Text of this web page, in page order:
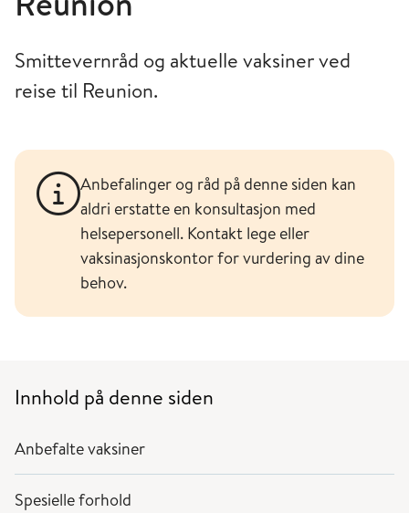
Smittevernråd og aktuelle vaksiner ved
reise til Reunion.
Anbefalinger og råd på denne siden kan
aldri erstatte en konsultasjon med
helsepersonell. Kontakt lege eller
vaksinasjonskontor for vurdering av dine
behov.
Innhold på denne siden
Anbefalte vaksiner
Spesielle forhold